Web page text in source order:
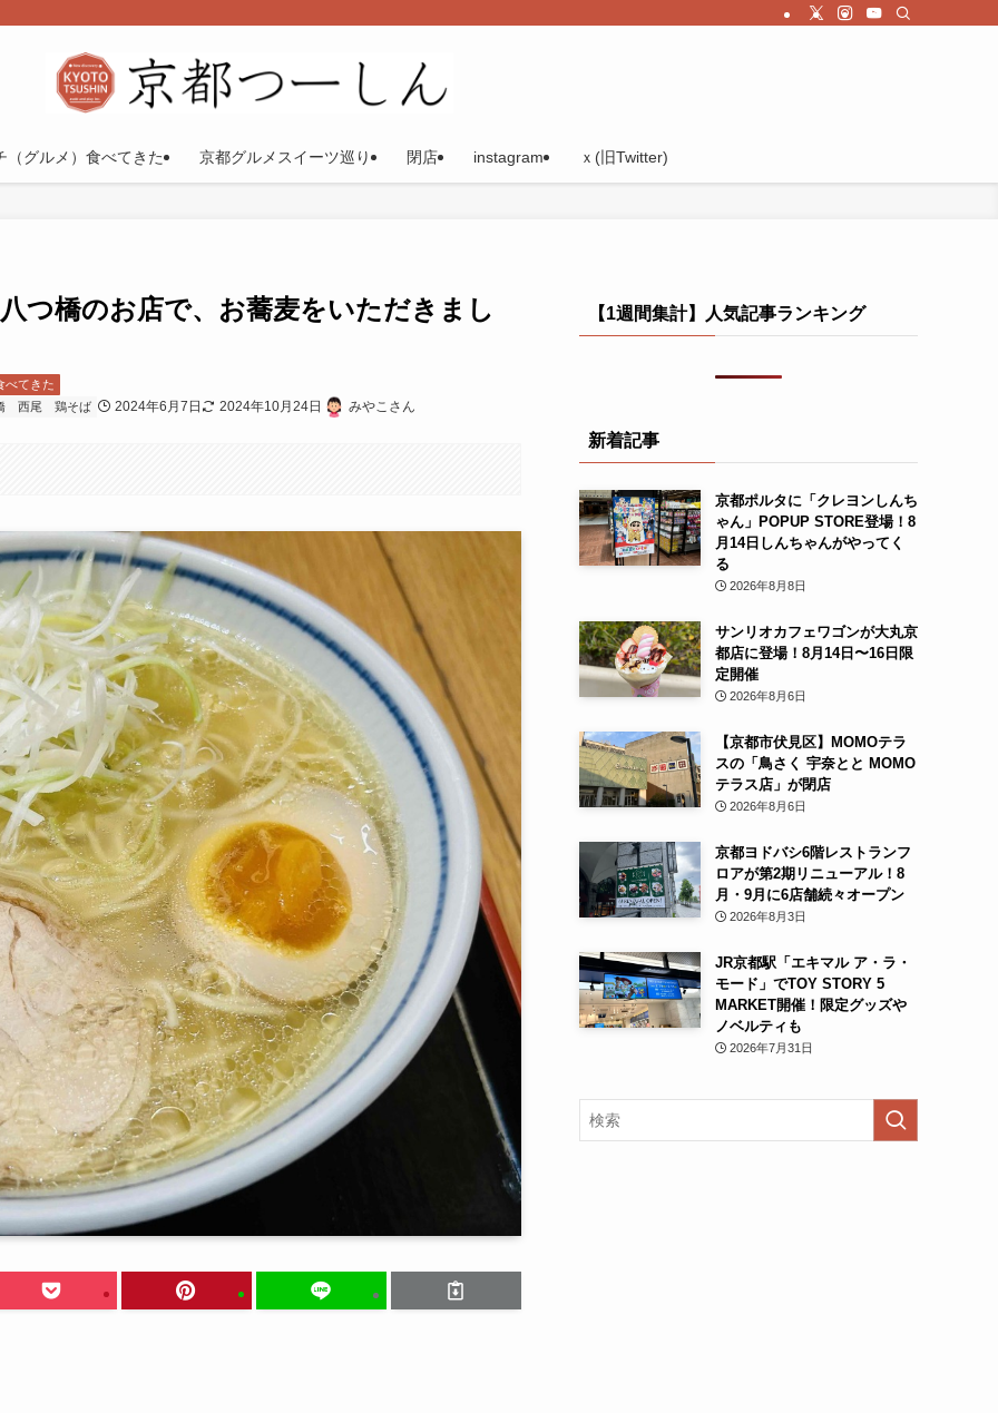
（グルメ）食べてきた 京都グルメスイーツ巡り 閉店 instagram ｘ(旧Twitter)
つ橋のお店で、お蕎麦をいただきまし
べてきた
西尾 鶏そば 2024年6月7日 2024年10月24日 みやこさん
【1週間集計】人気記事ランキング
新着記事
京都ポルタに「クレヨンしんち
ゃん」POPUP STORE登場！8
月14日しんちゃんがやってく
る
2026年8月8日
サンリオカフェワゴンが大丸京
都店に登場！8月14日〜16日限
定開催
2026年8月6日
【京都市伏見区】MOMOテラ
スの「鳥さく 宇奈とと MOMO
テラス店」が閉店
2026年8月6日
京都ヨドバシ6階レストランフ
ロアが第2期リニューアル！8
月・9月に6店舗続々オープン
2026年8月3日
JR京都駅「エキマル ア・ラ・
モード」でTOY STORY 5
MARKET開催！限定グッズや
ノベルティも
2026年7月31日